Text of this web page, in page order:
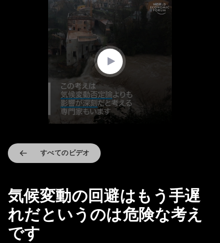
すべてのビデオ
気候変動の回避はもう手遅
れだというのは危険な考え
です